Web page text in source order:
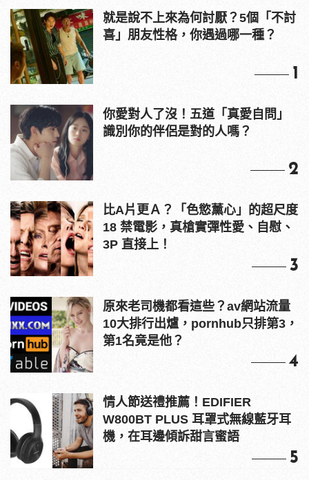
就是說不上來為何討厭？5個「不討
喜」朋友性格，你遇過哪一種？
1
你愛對人了沒！五道「真愛自問」
識別你的伴侶是對的人嗎？
2
比A片更Ａ？「色慾薰心」的超尺度
18 禁電影，真槍實彈性愛、自慰、
3P 直接上！
3
原來老司機都看這些？av網站流量
10大排行出爐，pornhub只排第3，
第1名竟是他？
4
情人節送禮推薦！EDIFIER
W800BT PLUS 耳罩式無線藍牙耳
機，在耳邊傾訴甜言蜜語
5